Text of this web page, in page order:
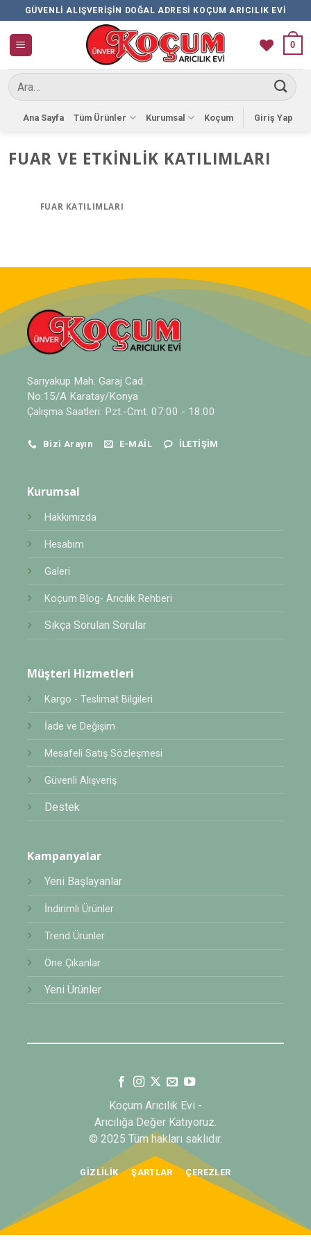
İçeriğe
atla
GÜVENLI ALIŞVERIŞIN DOĞAL ADRESI KOÇUM ARICILIK EVI
0
Ara:
Ana Sayfa Tüm Ürünler Kurumsal Koçum Giriş Yap
FUAR VE ETKINLIK KATILIMLARI
FUAR KATILIMLARI
Sarıyakup Mah. Garaj Cad.
No:15/A Karatay/Konya
Çalışma Saatleri: Pzt.-Cmt. 07:00 - 18:00
Bizi Arayın E-MAIL İLETIŞIM
Kurumsal
Hakkımızda
Hesabım
Galeri
Koçum Blog- Arıcılık Rehberi
Sıkça Sorulan Sorular
Müşteri Hizmetleri
Kargo - Teslimat Bilgileri
İade ve Değişim
Mesafeli Satış Sözleşmesi
Güvenli Alışveriş
Destek
Kampanyalar
Yeni Başlayanlar
İndirimli Ürünler
Trend Ürünler
Öne Çıkanlar
Yeni Ürünler
Koçum Arıcılık Evi -
Arıcılığa Değer Katıyoruz.
© 2025 Tüm hakları saklıdır.
GIZLILIK ŞARTLAR ÇEREZLER